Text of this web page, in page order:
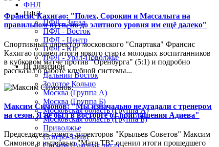
Франсис Кахигао: "Полех, Сорокин и Массалыга на
правильном пути, но до элитного уровня им ещё далеко"
Спортивный директор московского "Спартака" Франсис
Кахигао подвел итоги яркого старта молодых воспитанников
в кубковом матче против "Оренбурга" (5:1) и подробно
рассказал о работе клубной системы...
Максим Симонов: "Мы изначально не угадали с тренером
на сезон. Я не был в восторге от приглашения Адиева"
Председатель совета директоров "Крыльев Советов" Максим
Симонов в интервью "Матч ТВ" оценил итоги прошедшего
ФНЛ
ПФЛ
ПФЛ - Запад
ПФЛ - Восток
ПФЛ - Центр
ПФЛ - Юг
ПФЛ - Урал-Поволжье
III дивизион
Дальний Восток
Золотое Кольцо
Москва (Группа А)
Москва (Группа Б)
Московская область (Группа А)
Московская область (Группа Б)
Приволжье
Северо-Запад
Сибирь (Высшая лига)